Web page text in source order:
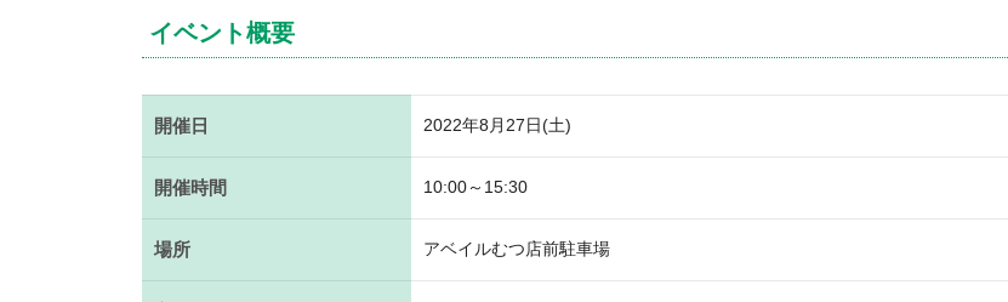
イベント概要
開催日 2022年8月27日(土)
開催時間 10:00～15:30
場所 アベイルむつ店前駐車場